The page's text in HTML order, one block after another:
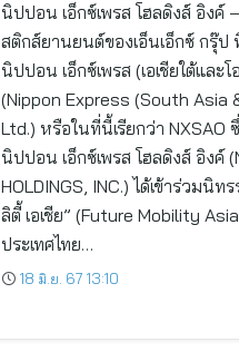
นิปปอน เอ็กซ์เพรส โฮลดิงส์ อิงค์
สติกส์ยานยนต์ของเอ็นเอ็กซ์ กรุ๊ป
นิปปอน เอ็กซ์เพรส (เอเชียใต้และโ
(Nippon Express (South Asia
Ltd.) หรือในที่นี้เรียกว่า NXSAO
นิปปอน เอ็กซ์เพรส โฮลดิงส์ อิงค์
HOLDINGS, INC.) ได้เข้าร่วมนิท
ลิตี้ เอเชีย” (Future Mobility
ประเทศไทย…
18 มิ.ย. 67 13:10